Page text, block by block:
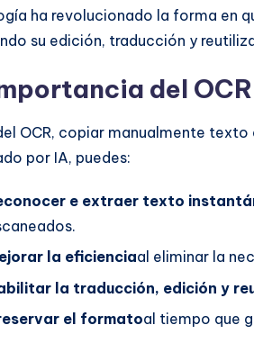
ha revolucionado la forma en
su edición, traducción y
del OCR
OCR, copiar manualmente texto
por IA, puedes:
e extraer texto
la eficienciaal eliminar la
la traducción, edición y
el formatoal tiempo que